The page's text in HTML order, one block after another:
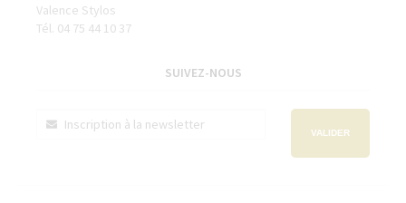
Valence Stylos
Tél. 04 75 44 10 37
SUIVEZ-NOUS
VALIDER